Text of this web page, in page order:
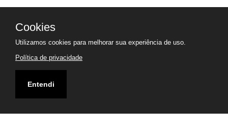
Cookies
Utilizamos cookies para melhorar sua experiência de uso.
Política de privacidade
Entendi